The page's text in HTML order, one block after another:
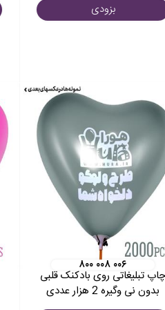
بزودی
۸۰۰ ۰۰۸ ۰۰۶
تبلیغاتی روی بادکنک قلبی
بدون نی وگیره 2 هزار عددی